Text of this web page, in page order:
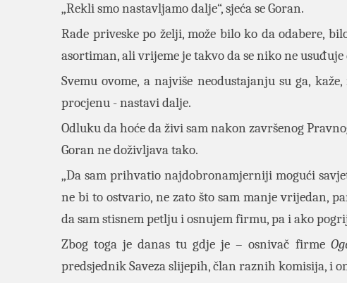
„Rekli smo nastavljamo dalje“, sjeća se Goran.
Rade priveske po želji, može bilo ko da odabere,
asortiman, ali vrijeme je takvo da se niko ne
Svemu ovome, a najviše neodustajanju su ga,
procjenu - nastavi dalje.
Odluku da hoće da živi sam nakon završenog
Goran ne doživljava tako.
„Da sam prihvatio najdobronamjerniji mogući
ne bi to ostvario, ne zato što sam manje vrijedan,
da sam stisnem petlju i osnujem firmu, pa i ako
Zbog toga je danas tu gdje je – osnivač firme
predsjednik Saveza slijepih, član raznih komisija, i